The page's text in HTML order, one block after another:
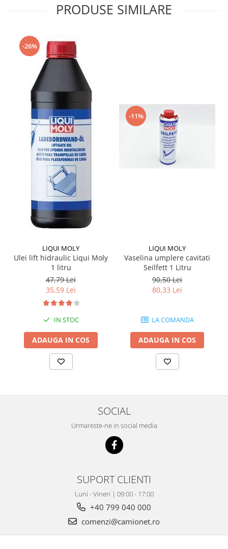
Role, bucse si bolturi
Motoras electric si pompa
Cilindri si burdufuri protectie
Consumabile
PRODUSE SIMILARE
-26%
LIQUI MOLY
Ulei lift hidraulic Liqui Moly
1 litru
47,79 Lei
35,59 Lei
IN STOC
ADAUGA IN COS
-11%
LIQUI MOLY
Vaselina umplere cavitati
Seilfett 1 Litru
90,50 Lei
80,33 Lei
LA COMANDA
ADAUGA IN COS
SOCIAL
Urmareste-ne in social media
SUPORT CLIENTI
Luni - Vineri | 09:00 - 17:00
+40 799 040 000
comenzi@camionet.ro